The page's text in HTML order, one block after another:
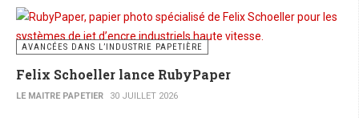
AVANCÉES DANS L’INDUSTRIE PAPETIÈRE
Felix Schoeller lance RubyPaper
LE MAITRE PAPETIER 30 JUILLET 2026